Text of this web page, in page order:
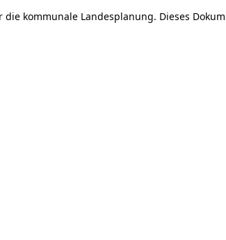
kommunale Landesplanung. Dieses